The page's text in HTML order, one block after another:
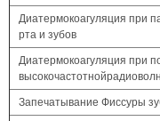
Диатермокоагуляция при
рта и зубов
Диатермокоагуляция при
Запечатывание Фиссуры